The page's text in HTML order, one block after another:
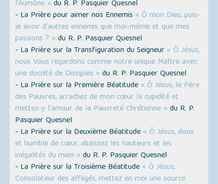
l'Aumône » du R. P. Pasquier Quesnel
- La Prière pour aimer nos Ennemis « Ô mon Dieu, puis-
je avoir d'autres ennemis que moi-même et que mes
passions ? » du R. P. Pasquier Quesnel
- La Prière sur la Transfiguration du Seigneur « Ô Jésus,
nous Vous regardons comme notre unique Maître avec
une docilité de Disciples » du R. P. Pasquier Quesnel
- La Prière sur la Première Béatitude « Ô Jésus, le Père
des Pauvres, arrachez de mon cœur la cupidité et
mettez-y l'amour de la Pauvreté Chrétienne » du R. P.
Pasquier Quesnel
- La Prière sur la Deuxième Béatitude « Ô Jésus, doux
et humble de cœur, abaissez les hauteurs et les
inégalités du mien » du R. P. Pasquier Quesnel
- La Prière sur la Troisième Béatitude « Ô Jésus,
Consolateur des affligés, mettez en moi une source